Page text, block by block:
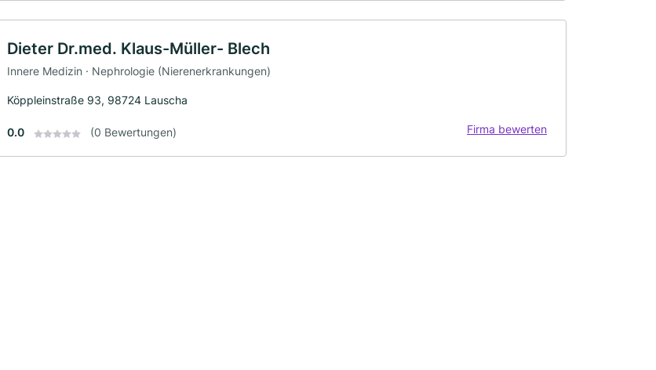
Dieter Dr.med. Klaus-Müller- Blech
Innere Medizin · Nephrologie (Nierenerkrankungen)
Köppleinstraße 93, 98724 Lauscha
0.0 (0 Bewertungen) Firma bewerten